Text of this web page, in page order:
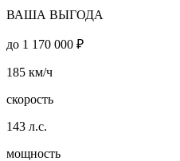
ВАША ВЫГОДА
до 1 170 000 ₽
185 км/ч
скорость
143 л.с.
мощность